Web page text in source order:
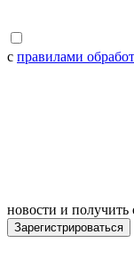
с правилами
новости и получить